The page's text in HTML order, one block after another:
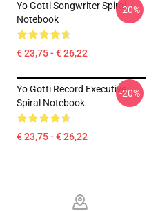
Yo Gotti Songwriter Spiral
Notebook
€ 23,75 - € 26,22
-20%
Yo Gotti Record Executive
Spiral Notebook
€ 23,75 - € 26,22
-20%